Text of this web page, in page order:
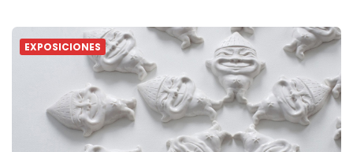
EXPOSICIONES